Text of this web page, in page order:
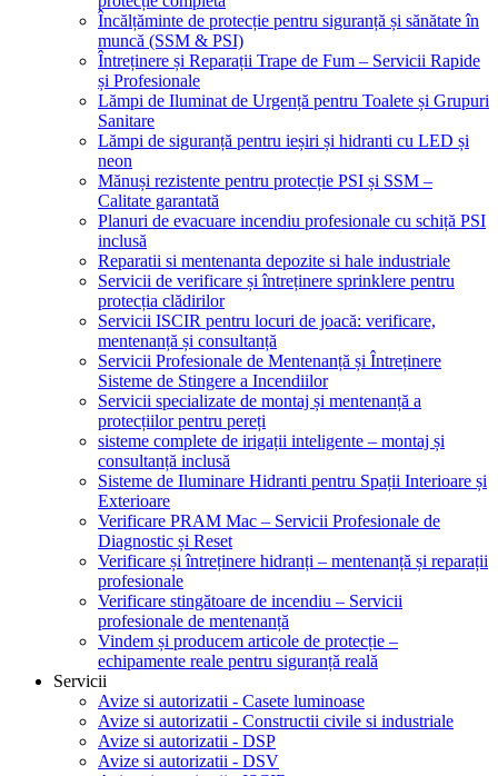
Încălțăminte de protecție pentru siguranță și sănătate în
muncă (SSM & PSI)
Întreținere și Reparații Trape de Fum – Servicii Rapide
și Profesionale
Lămpi de Iluminat de Urgență pentru Toalete și Grupuri
Sanitare
Lămpi de siguranță pentru ieșiri și hidranti cu LED și
neon
Mănuși rezistente pentru protecție PSI și SSM –
Calitate garantată
Planuri de evacuare incendiu profesionale cu schiță PSI
inclusă
Reparatii si mentenanta depozite si hale industriale
Servicii de verificare și întreținere sprinklere pentru
protecția clădirilor
Servicii ISCIR pentru locuri de joacă: verificare,
mentenanță și consultanță
Servicii Profesionale de Mentenanță și Întreținere
Sisteme de Stingere a Incendiilor
Servicii specializate de montaj și mentenanță a
protecțiilor pentru pereți
sisteme complete de irigații inteligente – montaj și
consultanță inclusă
Sisteme de Iluminare Hidranti pentru Spații Interioare și
Exterioare
Verificare PRAM Mac – Servicii Profesionale de
Diagnostic și Reset
Verificare și întreținere hidranți – mentenanță și reparații
profesionale
Verificare stingătoare de incendiu – Servicii
profesionale de mentenanță
Vindem și producem articole de protecție –
echipamente reale pentru siguranță reală
Servicii
Avize si autorizatii - Casete luminoase
Avize si autorizatii - Constructii civile si industriale
Avize si autorizatii - DSP
Avize si autorizatii - DSV